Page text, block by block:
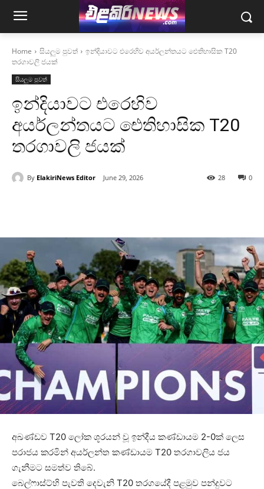
Home සියලුම පුවත්
ඉන්දියාවට එරෙහිව අයර්ලන්තයට ඓතිහාසික T20
තරගාවලි ජයක්
සියලුම පුවත්
ඉන්දියාවට එරෙහිව
අයර්ලන්තයට ඓතිහාසික T20
තරගාවලි ජයක්
By ElakiriNews Editor June 29, 2026 0
28
අඛණ්ඩව T20 ලෝක ශූරයන් වූ ඉන්දීය කණ්ඩායම 2-0ක් ලෙස
පරාජය කරමින් අයර්ලන්ත කණ්ඩායම T20 තරගාවලිය ජය
ගැනීමට සමත්ව තිබේ.
බෙල්ෆාස්ට්හි පැවති දෙවැනි T20 තරගයේදී පළමුව පන්දුවට